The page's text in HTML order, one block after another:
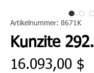
Artikelnummer: 8671K
Kunzite
16.093,00 $